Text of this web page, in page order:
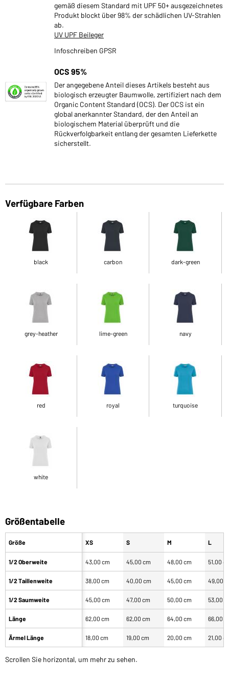
gemäß diesem Standard mit UPF 50+ ausgezeichnetes
Produkt blockt über 98% der schädlichen UV-Strahlen
ab.
UV UPF Beileger
Infoschreiben GPSR
OCS 95%
Der angegebene Anteil dieses Artikels besteht aus
biologisch erzeugter Baumwolle, zertifiziert nach dem
Organic Content Standard (OCS). Der OCS ist ein
global anerkannter Standard, der den Anteil an
biologischem Material überprüft und die
Rückverfolgbarkeit entlang der gesamten Lieferkette
sicherstellt.
Verfügbare Farben
black carbon dark-green
grey-heather lime-green navy
red royal turquoise
white
Größentabelle
Größe
1/2 Oberweite
1/2 Taillenweite
1/2 Saumweite
Länge
Ärmel Länge
XS S M L
43,00 cm 45,00 cm 48,00 cm 51,00
38,00 cm 40,00 cm 45,00 cm 49,00
45,00 cm 47,00 cm 50,00 cm 53,00
62,00 cm 62,00 cm 64,00 cm 66,00
18,00 cm 19,00 cm 20,00 cm 21,00
Scrollen Sie horizontal, um mehr zu sehen.